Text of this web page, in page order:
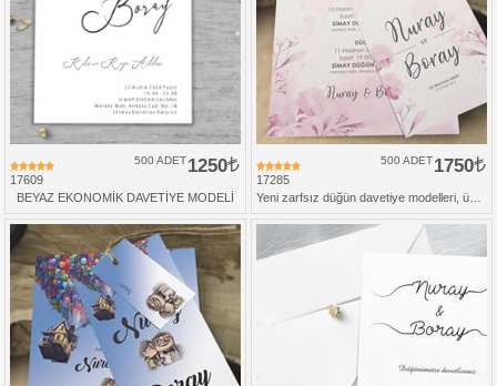
17609
1250
500 ADET
BEYAZ EKONOMİK DAVETİYE MODELİ
17285
1750
500 ADET